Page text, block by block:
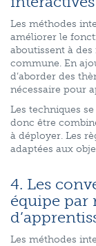
Les méthodes
améliorer le
aboutissent à
commune. En
d’aborder des
nécessaire pour
Les techniques
donc être
à déployer. Les
adaptées aux
4. Les
équipe par
Les méthodes